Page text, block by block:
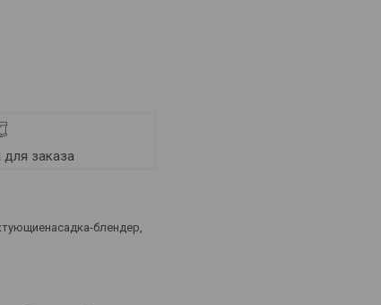
заказа
блендер,